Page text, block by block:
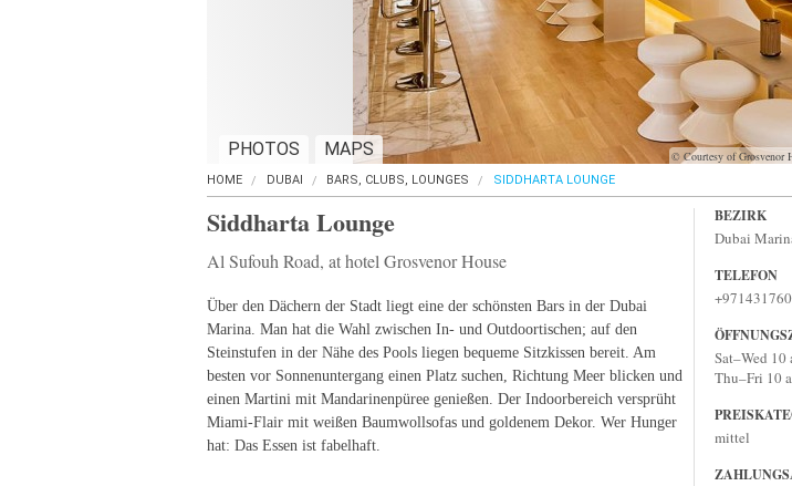
© Courtesy of Grosvenor
PHOTOS MAPS
HOME DUBAI BARS, CLUBS, LOUNGES SIDDHARTA LOUNGE
Siddharta Lounge
Al Sufouh Road, at hotel Grosvenor House
Über den Dächern der Stadt liegt eine der schönsten Bars in der Dubai
Marina. Man hat die Wahl zwischen In- und Outdoortischen; auf den
Steinstufen in der Nähe des Pools liegen bequeme Sitzkissen bereit. Am
besten vor Sonnenuntergang einen Platz suchen, Richtung Meer blicken und
einen Martini mit Mandarinenpüree genießen. Der Indoorbereich versprüht
Miami-Flair mit weißen Baumwollsofas und goldenem Dekor. Wer Hunger
hat: Das Essen ist fabelhaft.
BEZIRK
Dubai
TELEFON
Sat–Wed 10
Thu–Fri 10
mittel